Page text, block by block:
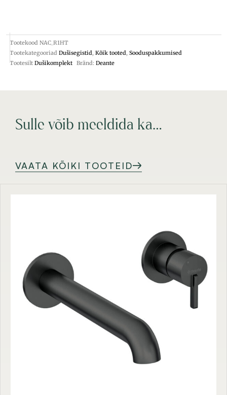
Tootekood NAC_R1HT
Tootekategooriad Dušisegistid, Kõik tooted, Sooduspakkumised
Tootesilt Dušikomplekt Bränd: Deante
Sulle võib meeldida ka…
VAATA KÕIKI TOOTEID